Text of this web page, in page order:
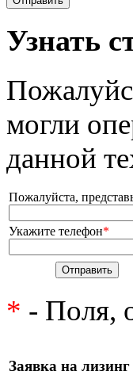
Узнать
могли
данной
Пожалуйста,
Укажите телефон*
* - Поля,
Заявка на лизинг